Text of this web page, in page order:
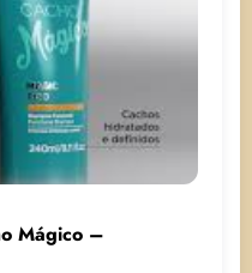
Mágico –